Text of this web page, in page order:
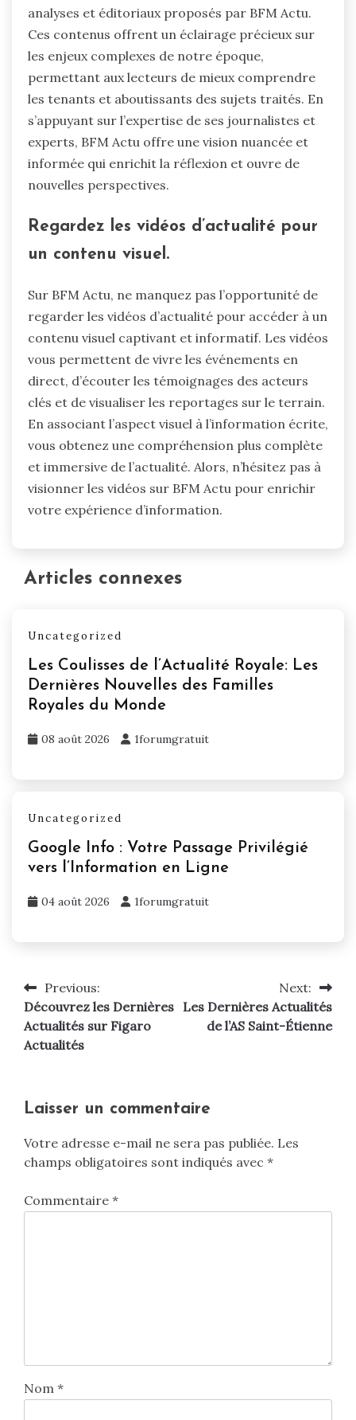
analyses et éditoriaux proposés par BFM Actu.
Ces contenus offrent un éclairage précieux sur
les enjeux complexes de notre époque,
permettant aux lecteurs de mieux comprendre
les tenants et aboutissants des sujets traités. En
s’appuyant sur l’expertise de ses journalistes et
experts, BFM Actu offre une vision nuancée et
informée qui enrichit la réflexion et ouvre de
nouvelles perspectives.
Regardez les vidéos d’actualité pour
un contenu visuel.
Sur BFM Actu, ne manquez pas l’opportunité de
regarder les vidéos d’actualité pour accéder à un
contenu visuel captivant et informatif. Les vidéos
vous permettent de vivre les événements en
direct, d’écouter les témoignages des acteurs
clés et de visualiser les reportages sur le terrain.
En associant l’aspect visuel à l’information écrite,
vous obtenez une compréhension plus complète
et immersive de l’actualité. Alors, n’hésitez pas à
visionner les vidéos sur BFM Actu pour enrichir
votre expérience d’information.
Articles connexes
Uncategorized
Les Coulisses de l’Actualité Royale: Les
Dernières Nouvelles des Familles
Royales du Monde
08 août 2026 1forumgratuit
Uncategorized
Google Info : Votre Passage Privilégié
vers l’Information en Ligne
04 août 2026 1forumgratuit
Navigation
de
l’article
Previous:
Découvrez les Dernières
Actualités sur Figaro
Actualités
Next:
Les Dernières Actualités
de l’AS Saint-Étienne
Laisser un commentaire
Votre adresse e-mail ne sera pas publiée. Les
champs obligatoires sont indiqués avec *
Commentaire *
Nom *